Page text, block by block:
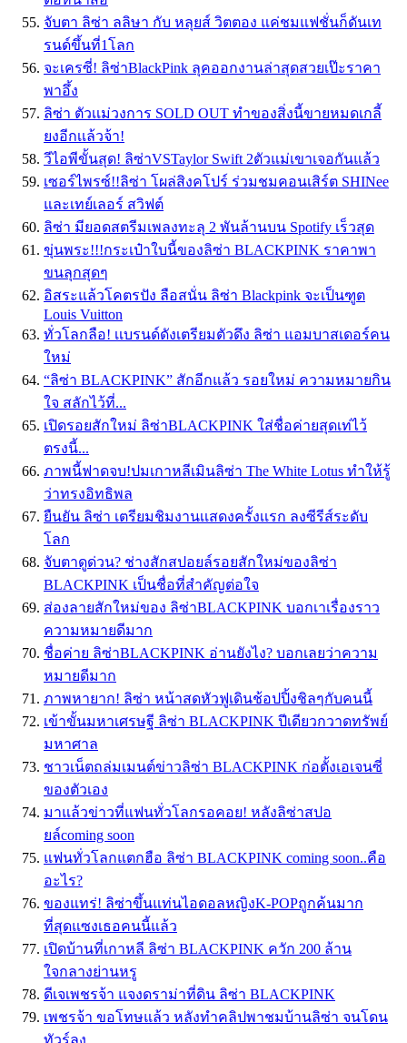
จับตา ลิซ่า ลลิษา กับ หลุยส์ วิตตอง แค่ชมแฟชั่นก็ดันเท
รนด์ขึ้นที่1โลก
จะเครซี่! ลิซ่าBlackPink ลุคออกงานล่าสุดสวยเป๊ะราคา
พาอึ้ง
ลิซ่า ตัวเเม่วงการ SOLD OUT ทำของสิ่งนี้ขายหมดเกลี้
ยงอีกเเล้วจ้า!
วีไอพีขั้นสุด! ลิซ่าVSTaylor Swift 2ตัวแม่เขาเจอกันแล้ว
เซอร์ไพรซ์!!ลิซ่า โผล่สิงคโปร์ ร่วมชมคอนเสิร์ต SHINee
และเทย์เลอร์ สวิฟต์
ลิซ่า มียอดสตรีมเพลงทะลุ 2 พันล้านบน Spotify เร็วสุด
ขุ่นพระ!!!กระเป๋าใบนี้ของลิซ่า BLACKPINK ราคาพา
ขนลุกสุดๆ
อิสระแล้วโคตรปัง ลือสนั่น ลิซ่า Blackpink จะเป็นฑูต
Louis Vuitton
ทั่วโลกลือ! เเบรนด์ดังเตรียมตัวดึง ลิซ่า แอมบาสเดอร์คน
ใหม่
“ลิซ่า BLACKPINK” สักอีกแล้ว รอยใหม่ ความหมายกิน
ใจ สลักไว้ที่...
เปิดรอยสักใหม่ ลิซ่าBLACKPINK ใส่ชื่อค่ายสุดเท่ไว้
ตรงนี้...
ภาพนี้ฟาดจบ!ปมเกาหลีเมินลิซ่า The White Lotus ทำให้รู้
ว่าทรงอิทธิพล
ยืนยัน ลิซ่า เตรียมชิมงานเเสดงครั้งเเรก ลงซีรีส์ระดับ
โลก
จับตาดูด่วน? ช่างสักสปอยล์รอยสักใหม่ของลิซ่า
BLACKPINK เป็นชื่อที่สำคัญต่อใจ
ส่องลายสักใหม่ของ ลิซ่าBLACKPINK บอกเาเรื่องราว
ความหมายดีมาก
ชื่อค่าย ลิซ่าBLACKPINK อ่านยังไง? บอกเลยว่าความ
หมายดีมาก
ภาพหายาก! ลิซ่า หน้าสดหัวฟูเดินช้อปปิ้งชิลๆกับคนนี้
เข้าขั้นมหาเศรษฐี ลิซ่า BLACKPINK ปีเดียวกวาดทรัพย์
มหาศาล
ชาวเน็ตถล่มเมนต์ข่าวลิซ่า BLACKPINK ก่อตั้งเอเจนซี่
ของตัวเอง
มาแล้วข่าวที่แฟนทั่วโลกรอคอย! หลังลิซ่าสปอ
ยล์coming soon
แฟนทั่วโลกแตกฮือ ลิซ่า BLACKPINK coming soon..คือ
อะไร?
ของแทร่! ลิซ่าขึ้นแท่นไอดอลหญิงK-POPถูกค้นมาก
ที่สุดแซงเธอคนนี้แล้ว
เปิดบ้านที่เกาหลี ลิซ่า BLACKPINK ควัก 200 ล้าน
ใจกลางย่านหรู
ดีเจเพชรจ้า แจงดราม่าที่ดิน ลิซ่า BLACKPINK
เพชรจ้า ขอโทษแล้ว หลังทำคลิปพาชมบ้านลิซ่า จนโดน
ทัวร์ลง